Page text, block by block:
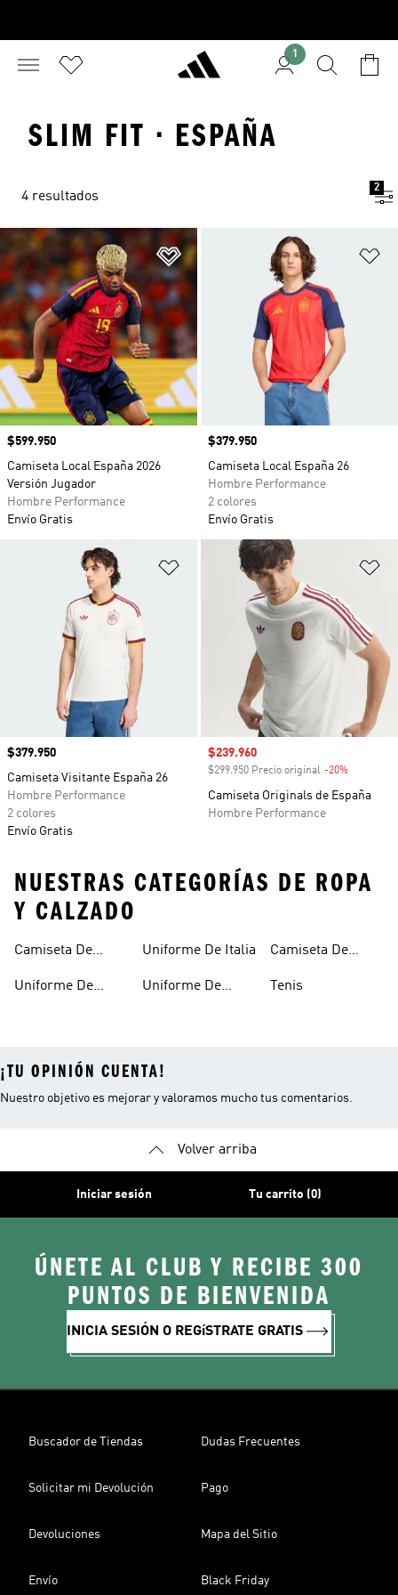
1
SLIM FIT · ESPAÑA
4 resultados
2
Añadir a la lista de deseos
Precio
$599.950
Camiseta Local España 2026
Versión Jugador
Hombre Performance
Envío Gratis
Precio
$379.950
Camiseta Local España 26
Hombre Performance
2 colores
Envío Gratis
Añadir a la lista de deseos
Precio
$379.950
Camiseta Visitante España 26
Hombre Performance
2 colores
Envío Gratis
Precio de venta
$239.960
$299.950 Precio original -20%
Camiseta Originals de España
Hombre Performance
NUESTRAS CATEGORÍAS DE ROPA
Y CALZADO
Camiseta De
Uniforme De
Uniforme De Italia
Uniforme De
Camiseta De
Tenis
¡TU OPINIÓN CUENTA!
Nuestro objetivo es mejorar y valoramos mucho tus comentarios.
Volver arriba
Iniciar sesión Tu carrito (0)
ÚNETE AL CLUB Y RECIBE 300
PUNTOS DE BIENVENIDA
INICIA SESIÓN O REGíSTRATE GRATIS
Buscador de Tiendas Dudas Frecuentes
Solicitar mi Devolución Pago
Devoluciones Mapa del Sitio
Envío Black Friday